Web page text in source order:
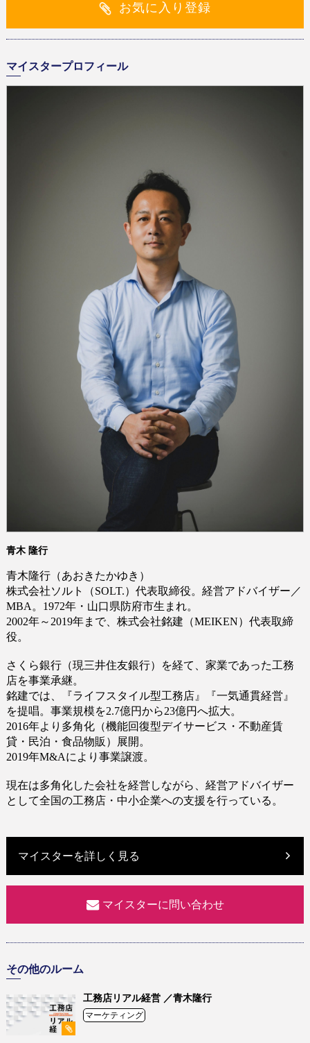
お気に入り登録
マイスタープロフィール
青木 隆行
青木隆行（あおきたかゆき）
株式会社ソルト（SOLT.） 代表取締役。経営アドバイザー／
MBA。 1972年・山口県防府市生まれ。
2002年～ 2019年まで、株式会社銘建（MEIKEN）代表取締
役。
さくら銀行（現三井住友銀行）を経て、家業であった工務
店を事業承継。
銘建では、『ライフスタイル型工務店』『一気通貫経営』
を提唱。事業規模を2.7億円から23億円へ拡大。
2016年より多角化（機能回復型デイサービス・不動産賃
貸・民泊・食品物販）展開。
2019年M&Aにより事業譲渡。
現在は多角化した会社を経営しながら、経営アドバイザー
として全国の工務店・中小企業への支援を行っている。
マイスターを詳しく見る
マイスターに問い合わせ
その他のルーム
工務店リアル経営 ／青木隆行
マーケティング